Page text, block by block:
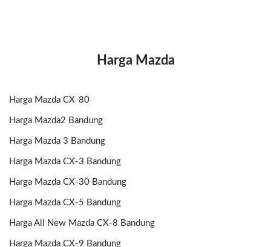
Harga Mazda
Harga Mazda CX-80
Harga Mazda2 Bandung
Harga Mazda 3 Bandung
Harga Mazda CX-3 Bandung
Harga Mazda CX-30 Bandung
Harga Mazda CX-5 Bandung
Harga All New Mazda CX-8 Bandung
Harga Mazda CX-9 Bandung